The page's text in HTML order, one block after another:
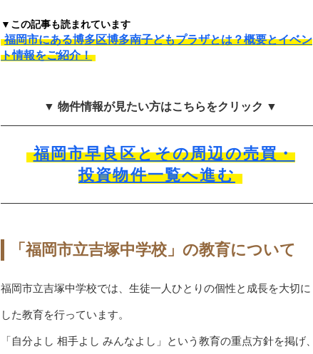
▼この記事も読まれています
福岡市にある博多区博多南子どもプラザとは？概要とイベン
ト情報をご紹介！
▼ 物件情報が見たい方はこちらをクリック ▼
福岡市早良区とその周辺の売買・
投資物件一覧へ進む
「福岡市立吉塚中学校」の教育について
福岡市立吉塚中学校では、生徒一人ひとりの個性と成長を大切に
した教育を行っています。
「自分よし 相手よし みんなよし」という教育の重点方針を掲げ、